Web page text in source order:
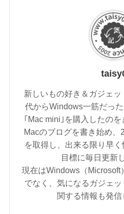
新しいもの好き＆ガジェ
代からWindows一筋だっ
｢Mac mini｣を購入したの
Macのブログを書き始め、
を取得し、出来る限り早
目標に毎日更新
現在はWindows（Microsoft
でなく、気になるガジェ
関する情報も発信